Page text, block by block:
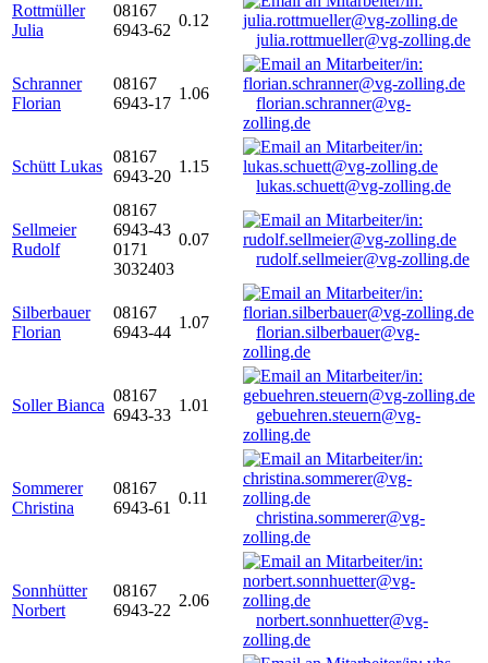
Rottmüller
Julia
08167
6943-62
0.12
julia.rottmueller@vg-zolling.de
Schranner
Florian
08167
6943-17
1.06
florian.schranner@vg-
zolling.de
Schütt Lukas
08167
6943-20
1.15
lukas.schuett@vg-zolling.de
Sellmeier
Rudolf
08167
6943-43
0171
3032403
0.07
rudolf.sellmeier@vg-zolling.de
Silberbauer
Florian
08167
6943-44
1.07
florian.silberbauer@vg-
zolling.de
Soller Bianca
08167
6943-33
1.01
gebuehren.steuern@vg-
zolling.de
Sommerer
Christina
08167
6943-61
0.11
christina.sommerer@vg-
zolling.de
Sonnhütter
Norbert
08167
6943-22
2.06
norbert.sonnhuetter@vg-
zolling.de